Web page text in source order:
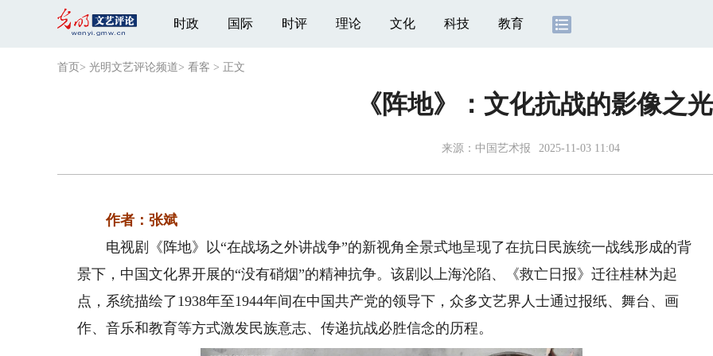
时政 国际 时评 理论 文化 科技 教育
首页 > 光明文艺评论频道> 看客 > 正文
《阵地》：文化抗战的影像之光
来源： 中国艺术报 2025-11-03 11:04
作者：张斌
电视剧《阵地》以“在战场之外讲战争”的新视角全景式地呈现了在抗日民族统一战线形成的背
景下，中国文化界开展的“没有硝烟”的精神抗争。该剧以上海沦陷、《救亡日报》迁往桂林为起
点，系统描绘了1938年至1944年间在中国共产党的领导下，众多文艺界人士通过报纸、舞台、画
作、音乐和教育等方式激发民族意志、传递抗战必胜信念的历程。